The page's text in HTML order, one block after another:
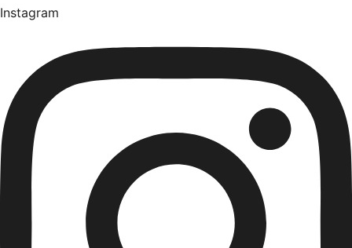
Instagram